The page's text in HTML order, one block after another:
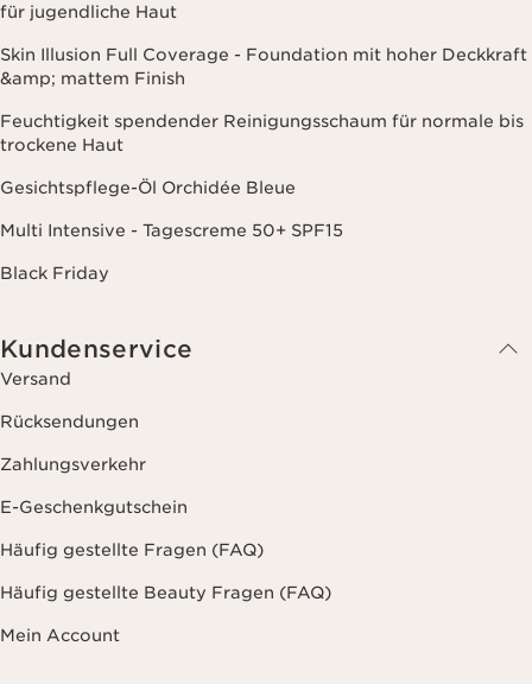
für jugendliche Haut
Skin Illusion Full Coverage - Foundation mit hoher Deckkraft
&amp; mattem Finish
Feuchtigkeit spendender Reinigungsschaum für normale bis
trockene Haut
Gesichtspflege-Öl Orchidée Bleue
Multi Intensive - Tagescreme 50+ SPF15
Black Friday
Kundenservice
Versand
Rücksendungen
Zahlungsverkehr
E-Geschenkgutschein
Häufig gestellte Fragen (FAQ)
Häufig gestellte Beauty Fragen (FAQ)
Mein Account